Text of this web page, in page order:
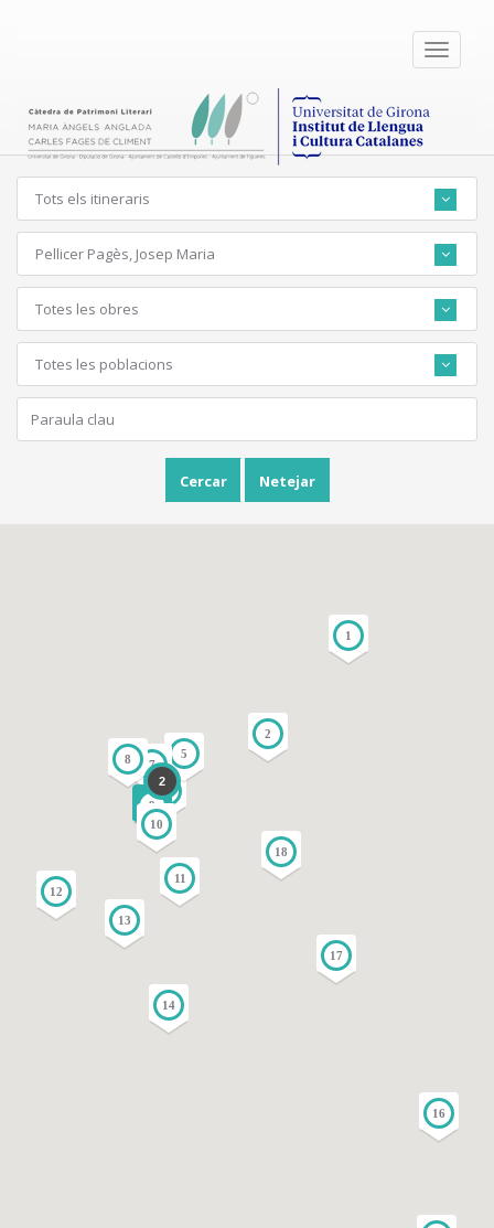
Toggle
Tots els itineraris
Pellicer Pagès, Josep Maria
Totes les obres
Totes les poblacions
Cercar Netejar
1
2
3
5
7
8
9
10
11
12
13
14
16
17
18
2